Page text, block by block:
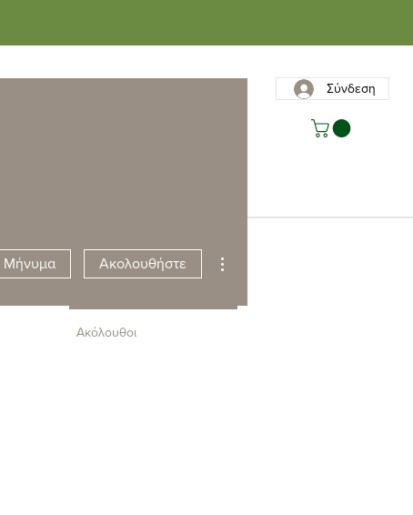
Σύνδεση
Μήνυμα Ακολουθήστε
Ακόλουθοι